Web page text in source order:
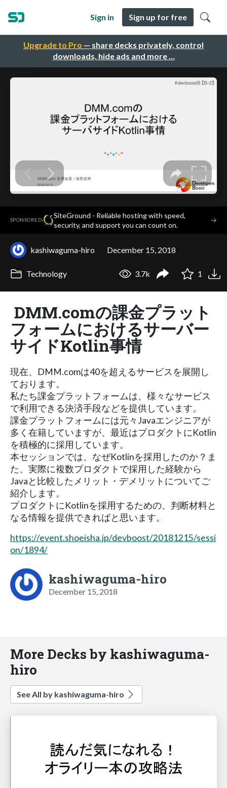
Upgrade to Pro — share decks privately, control
downloads, hide ads and more …
Sign in Sign up for free
SPONSORED·
SiteGround - Reliable hosting with speed,
security, and support you can count on.
→
kashiwaguma-hiro December 15, 2018
Technology 3.7k 1
DMM.comの課金プラット
フォームにおけるサーバー
サイドKotlin事情
現在、DMM.comは40を超えるサービスを展開し
ております。
私たち課金プラットフォームは、様々なサービス
で利用できる決済手段などを提供しています。
課金プラットフォームには元々Javaエンジニアが
多く在籍していますが、最近はプロダクトにKotlin
を積極的に採用しています。
本セッションでは、なぜKotlinを採用したのか？ま
た、実際に複数プロダクトで採用した経験から
Javaと比較したメリット・デメリットについてご
紹介します。
プロダクトにKotlinを採用するための、判断材料と
なる情報を提供できればと思います。
https://event.shoeisha.jp/devboost/20181215/sessi
on/1894/
kashiwaguma-hiro
December 15, 2018
More Decks by kashiwaguma-
hiro
See All by kashiwaguma-hiro